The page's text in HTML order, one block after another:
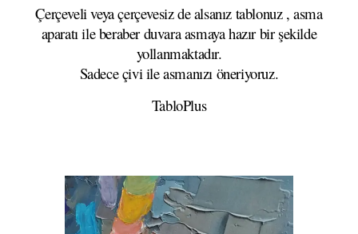
Çerçeveli veya çerçevesiz de alsanız tablonuz , asma
aparatı ile beraber duvara asmaya hazır bir şekilde
yollanmaktadır.
Sadece çivi ile asmanızı öneriyoruz.
TabloPlus